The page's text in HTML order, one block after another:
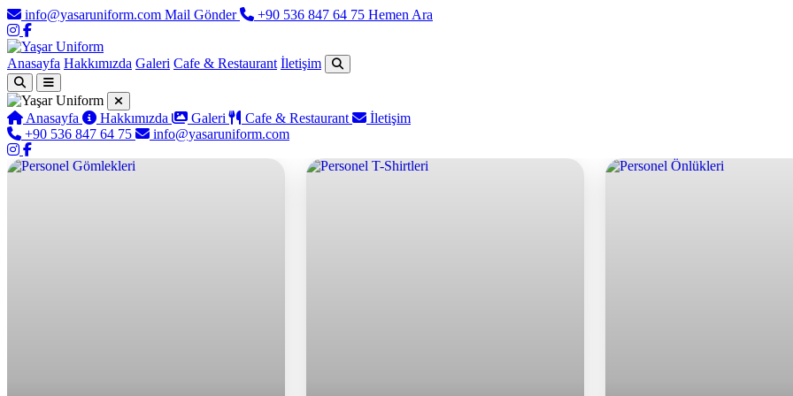
info@yasaruniform.com Mail Gönder +90 536 847 64 75 Hemen Ara
Anasayfa Hakkımızda Galeri Cafe & Restaurant İletişim
Anasayfa Hakkımızda Galeri Cafe & Restaurant
İletişim
+90 536 847 64 75
info@yasaruniform.com
Yaşar Uniform - Profesyonel İş Kıyafetleri ve Personel